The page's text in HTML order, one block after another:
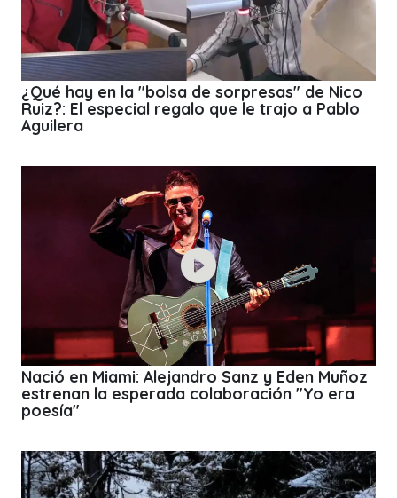
¿Qué hay en la "bolsa de sorpresas" de Nico
Ruiz?: El especial regalo que le trajo a Pablo
Aguilera
Nació en Miami: Alejandro Sanz y Eden Muñoz
estrenan la esperada colaboración "Yo era
poesía"